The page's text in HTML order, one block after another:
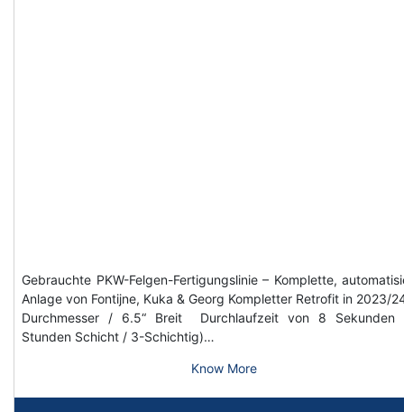
Gebrauchte PKW-Felgen-Fertigungslinie – Komplette,
Anlage von Fontijne, Kuka & Georg Kompletter Retrofit in 2023/
Durchmesser / 6.5“ Breit Durchlaufzeit von 8 Sekunden
Stunden Schicht / 3-Schichtig)…
Know More